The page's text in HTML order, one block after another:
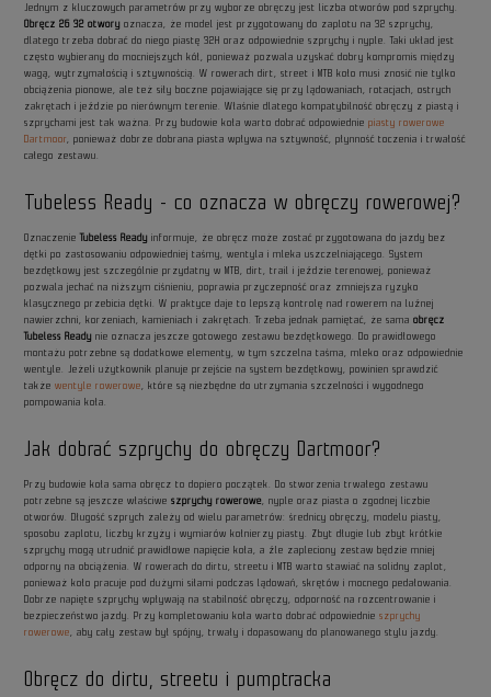
Jednym z kluczowych parametrów przy wyborze obręczy jest liczba otworów pod szprychy.
Obręcz 26 32 otwory oznacza, że model jest przygotowany do zaplotu na 32 szprychy,
dlatego trzeba dobrać do niego piastę 32H oraz odpowiednie szprychy i nyple. Taki układ jest
często wybierany do mocniejszych kół, ponieważ pozwala uzyskać dobry kompromis między
wagą, wytrzymałością i sztywnością. W rowerach dirt, street i MTB koło musi znosić nie tylko
obciążenia pionowe, ale też siły boczne pojawiające się przy lądowaniach, rotacjach, ostrych
zakrętach i jeździe po nierównym terenie. Właśnie dlatego kompatybilność obręczy z piastą i
szprychami jest tak ważna. Przy budowie koła warto dobrać odpowiedniepiasty rowerowe
Dartmoor, ponieważ dobrze dobrana piasta wpływa na sztywność, płynność toczenia i trwałość
całego zestawu.
Tubeless Ready - co oznacza w obręczy rowerowej?
OznaczenieTubeless Ready informuje, że obręcz może zostać przygotowana do jazdy bez
dętki po zastosowaniu odpowiedniej taśmy, wentyla i mleka uszczelniającego. System
bezdętkowy jest szczególnie przydatny w MTB, dirt, trail i jeździe terenowej, ponieważ
pozwala jechać na niższym ciśnieniu, poprawia przyczepność oraz zmniejsza ryzyko
klasycznego przebicia dętki. W praktyce daje to lepszą kontrolę nad rowerem na luźnej
nawierzchni, korzeniach, kamieniach i zakrętach. Trzeba jednak pamiętać, że samaobręcz
Tubeless Ready nie oznacza jeszcze gotowego zestawu bezdętkowego. Do prawidłowego
montażu potrzebne są dodatkowe elementy, w tym szczelna taśma, mleko oraz odpowiednie
wentyle. Jeżeli użytkownik planuje przejście na system bezdętkowy, powinien sprawdzić
takżewentyle rowerowe, które są niezbędne do utrzymania szczelności i wygodnego
pompowania koła.
Jak dobrać szprychy do obręczy Dartmoor?
Przy budowie koła sama obręcz to dopiero początek. Do stworzenia trwałego zestawu
potrzebne są jeszcze właściweszprychy rowerowe, nyple oraz piasta o zgodnej liczbie
otworów. Długość szprych zależy od wielu parametrów: średnicy obręczy, modelu piasty,
sposobu zaplotu, liczby krzyży i wymiarów kołnierzy piasty. Zbyt długie lub zbyt krótkie
szprychy mogą utrudnić prawidłowe napięcie koła, a źle zapleciony zestaw będzie mniej
odporny na obciążenia. W rowerach do dirtu, streetu i MTB warto stawiać na solidny zaplot,
ponieważ koło pracuje pod dużymi siłami podczas lądowań, skrętów i mocnego pedałowania.
Dobrze napięte szprychy wpływają na stabilność obręczy, odporność na rozcentrowanie i
bezpieczeństwo jazdy. Przy kompletowaniu koła warto dobrać odpowiednieszprychy
rowerowe, aby cały zestaw był spójny, trwały i dopasowany do planowanego stylu jazdy.
Obręcz do dirtu, streetu i pumptracka